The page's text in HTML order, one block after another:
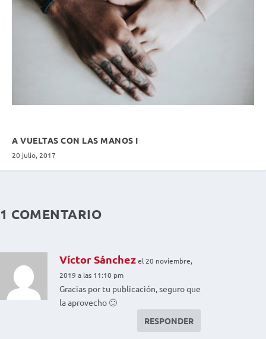
A VUELTAS CON LAS MANOS I
20 julio, 2017
1 COMENTARIO
Víctor Sánchezel 20 noviembre,
2019 a las 11:10 pm
Gracias por tu publicación, seguro que
la aprovecho 🙂
RESPONDER